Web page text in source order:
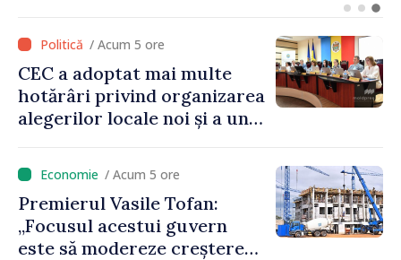
/ Acum 5 ore
CEC a adoptat mai multe
hotărâri privind organizarea
alegerilor locale noi și a unui
Delacău, raionul Anenii Noi
/ Acum 5 ore
Premierul Vasile Tofan:
„Focusul acestui guvern
este să modereze creșterea